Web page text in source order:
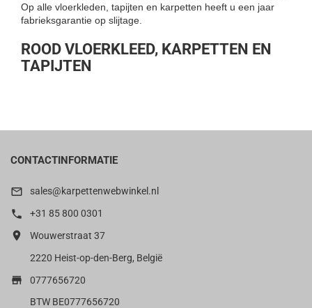
Op alle vloerkleden, tapijten en karpetten heeft u een jaar
fabrieksgarantie op slijtage.
ROOD VLOERKLEED, KARPETTEN EN
TAPIJTEN
CONTACTINFORMATIE
 sales@karpettenwebwinkel.nl
 +31 85 800 0301

Wouwerstraat 37
2220 Heist-op-den-Berg, België

0777656720
BTW BE0777656720